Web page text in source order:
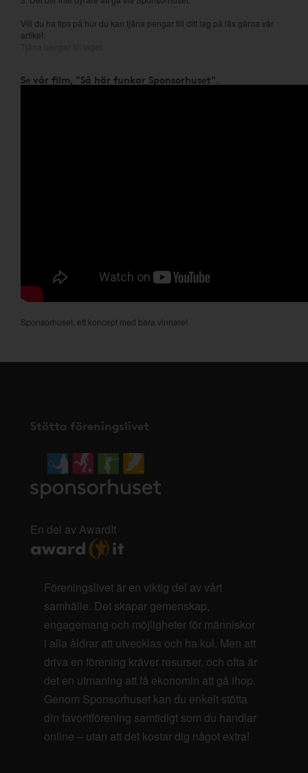
Vill du ha tips på hur du kan tjäna pengar till ditt lag på läs gärna vår
artikel:
Tjäna pengar till laget
Se vår film, "Så här funkar Sponsorhuset".
Sponsorhuset, ett koncept med bara vinnare!
Stötta föreningslivet
En del av AwardIt
Föreningslivet är en viktig del av vårt
samhälle. Det skapar gemenskap,
engagemang och möjligheter för människor
i alla åldrar att utvecklas och ha kul. Men att
driva en förening kräver resurser, och ofta är
det en utmaning att få ekonomin att gå ihop.
Genom Sponsorhuset kan du enkelt stötta
din favoritförening samtidigt som du handlar
online – utan att det kostar dig något extra!